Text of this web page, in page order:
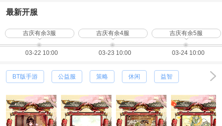
最新开服
吉庆有余3服
03-22 10:00
吉庆有余4服
03-23 10:00
吉庆有余5服
03-24 10:00
BT版手游 公益服 策略 休闲 益智